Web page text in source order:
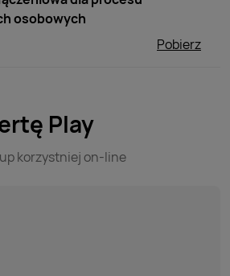
osobowych
Pobierz
Play
korzystniej on-line